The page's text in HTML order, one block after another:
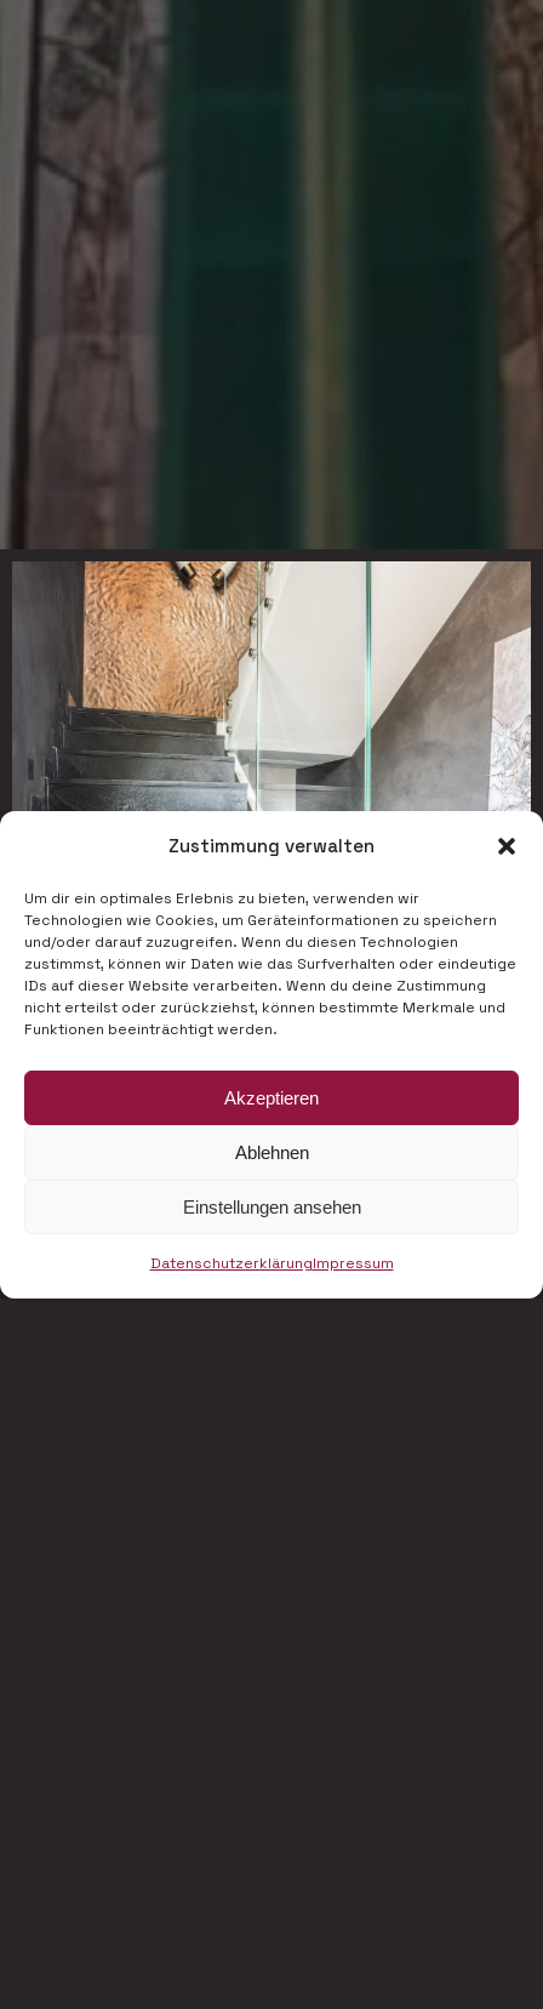
Zustimmung verwalten
Um dir ein optimales Erlebnis zu bieten, verwenden wir
Technologien wie Cookies, um Geräteinformationen zu speichern
und/oder darauf zuzugreifen. Wenn du diesen Technologien
zustimmst, können wir Daten wie das Surfverhalten oder eindeutige
IDs auf dieser Website verarbeiten. Wenn du deine Zustimmung
nicht erteilst oder zurückziehst, können bestimmte Merkmale und
Funktionen beeinträchtigt werden.
Akzeptieren
Ablehnen
Einstellungen ansehen
DatenschutzerklärungImpressum